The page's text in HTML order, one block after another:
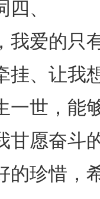
、
爱的只有
挂、让我
一世，能
甘愿奋斗
的珍惜，